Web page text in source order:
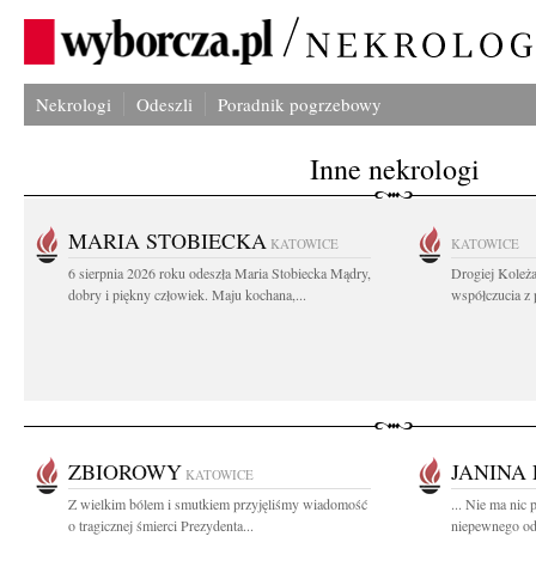
Nekrologi Odeszli Poradnik pogrzebowy
Inne nekrologi
MARIA STOBIECKA KATOWICE
6 sierpnia 2026 roku odeszła Maria Stobiecka Mądry,
dobry i piękny człowiek. Maju kochana,...
KATOWICE
Drogiej
współczucia
ZBIOROWY KATOWICE
Z wielkim bólem i smutkiem przyjęliśmy wiadomość
o tragicznej śmierci Prezydenta...
JANINA
... Nie ma nic
niepewnego